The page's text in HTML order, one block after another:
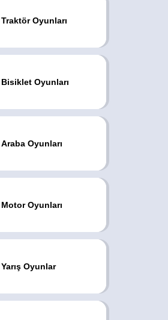
Traktör Oyunları
Bisiklet Oyunları
Araba Oyunları
Motor Oyunları
Yarış Oyunlar